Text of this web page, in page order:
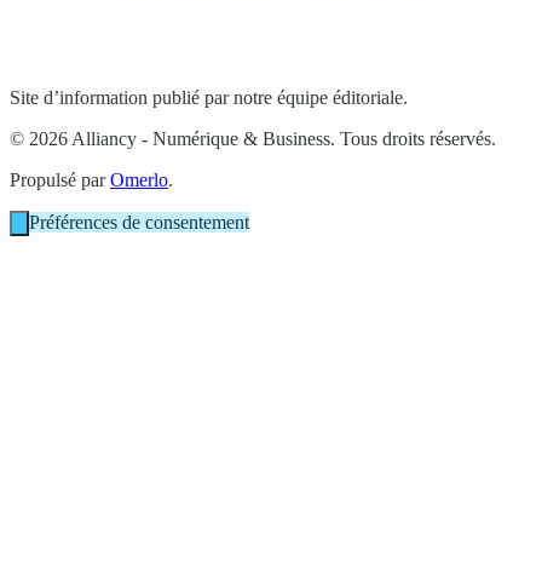
Site d’information publié par notre équipe éditoriale.
© 2026 Alliancy - Numérique & Business. Tous droits réservés.
Propulsé parOmerlo.
Préférences de consentement